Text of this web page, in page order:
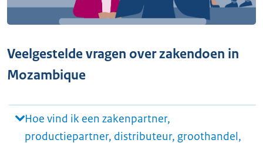
Veelgestelde vragen over zakendoen in
Mozambique
Hoe vind ik een zakenpartner,
productiepartner, distributeur, groothandel,